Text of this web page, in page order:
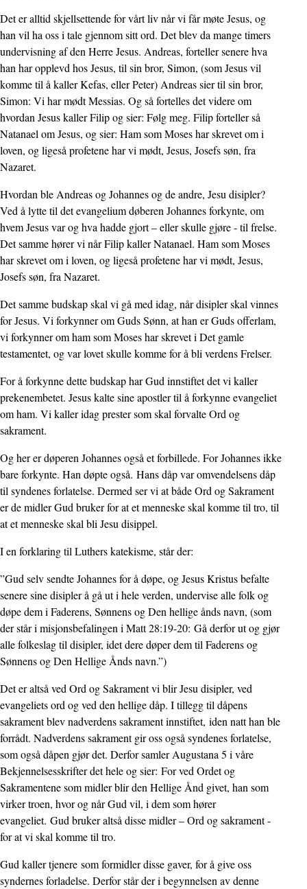
Det er alltid skjellsettende for vårt liv når vi får møte Jesus, og
han vil ha oss i tale gjennom sitt ord. Det blev da mange timers
undervisning af den Herre Jesus. Andreas, forteller senere hva
han har opplevd hos Jesus, til sin bror, Simon, (som Jesus vil
komme til å kaller Kefas, eller Peter) Andreas sier til sin bror,
Simon: Vi har mødt Messias. Og så fortelles det videre om
hvordan Jesus kaller Filip og sier: Følg meg. Filip forteller så
Natanael om Jesus, og sier: Ham som Moses har skrevet om i
loven, og ligeså profetene har vi mødt, Jesus, Josefs søn, fra
Nazaret.
Hvordan ble Andreas og Johannes og de andre, Jesu disipler?
Ved å lytte til det evangelium døberen Johannes forkynte, om
hvem Jesus var og hva hadde gjort – eller skulle gjøre - til frelse.
Det samme hører vi når Filip kaller Natanael. Ham som Moses
har skrevet om i loven, og ligeså profetene har vi mødt, Jesus,
Josefs søn, fra Nazaret.
Det samme budskap skal vi gå med idag, når disipler skal vinnes
for Jesus. Vi forkynner om Guds Sønn, at han er Guds offerlam,
vi forkynner om ham som Moses har skrevet i Det gamle
testamentet, og var lovet skulle komme for å bli verdens Frelser.
For å forkynne dette budskap har Gud innstiftet det vi kaller
prekenembetet. Jesus kalte sine apostler til å forkynne evangeliet
om ham. Vi kaller idag prester som skal forvalte Ord og
sakrament.
Og her er døperen Johannes også et forbillede. For Johannes ikke
bare forkynte. Han døpte også. Hans dåp var omvendelsens dåp
til syndenes forlatelse. Dermed ser vi at både Ord og Sakrament
er de midler Gud bruker for at et menneske skal komme til tro, til
at et menneske skal bli Jesu disippel.
I en forklaring til Luthers katekisme, står der:
”Gud selv sendte Johannes for å døpe, og Jesus Kristus befalte
senere sine disipler å gå ut i hele verden, undervise alle folk og
døpe dem i Faderens, Sønnens og Den hellige ånds navn, (som
der står i misjonsbefalingen i Matt 28:19-20: Gå derfor ut og gjør
alle folkeslag til disipler, idet dere døper dem til Faderens og
Sønnens og Den Hellige Ånds navn.”)
Det er altså ved Ord og Sakrament vi blir Jesu disipler, ved
evangeliets ord og ved den hellige dåp. I tillegg til dåpens
sakrament blev nadverdens sakrament innstiftet, iden natt han ble
forrådt. Nadverdens sakrament gir oss også syndenes forlatelse,
som også dåpen gjør det. Derfor samler Augustana 5 i våre
Bekjennelsesskrifter det hele og sier: For ved Ordet og
Sakramentene som midler blir den Hellige Ånd givet, han som
virker troen, hvor og når Gud vil, i dem som hører
evangeliet. Gud bruker altså disse midler – Ord og sakrament -
for at vi skal komme til tro.
Gud kaller tjenere som formidler disse gaver, for å give oss
syndernes forladelse. Derfor står der i begynnelsen av denne